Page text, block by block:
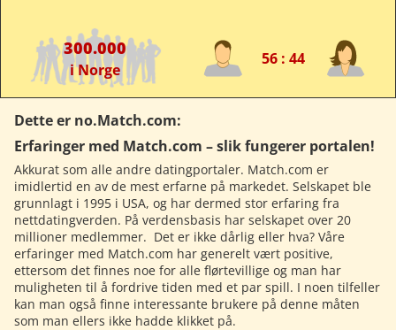
300.000
i Norge
56 : 44
Dette er no.Match.com:
Erfaringer med Match.com – slik fungerer portalen!
Akkurat som alle andre datingportaler. Match.com er
imidlertid en av de mest erfarne på markedet. Selskapet ble
grunnlagt i 1995 i USA, og har dermed stor erfaring fra
nettdatingverden. På verdensbasis har selskapet over 20
millioner medlemmer. Det er ikke dårlig eller hva? Våre
erfaringer med Match.com har generelt vært positive,
ettersom det finnes noe for alle flørtevillige og man har
muligheten til å fordrive tiden med et par spill. I noen tilfeller
kan man også finne interessante brukere på denne måten
som man ellers ikke hadde klikket på.